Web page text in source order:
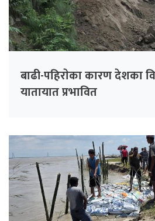
बाढी-पहिराेका कारण देशका
यातायात प्रभावित